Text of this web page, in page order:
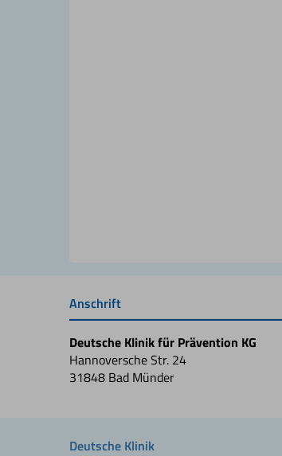
Anschrift
Deutsche Klinik für Prävention KG
Hannoversche Str. 24
31848 Bad Münder
Deutsche Klinik